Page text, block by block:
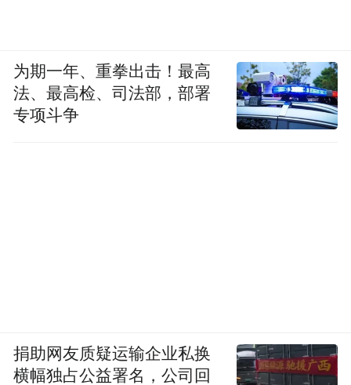
为期一年、重拳出击！最高
法、最高检、司法部，部署
专项斗争
捐助网友质疑运输企业私换
横幅独占公益署名，公司回